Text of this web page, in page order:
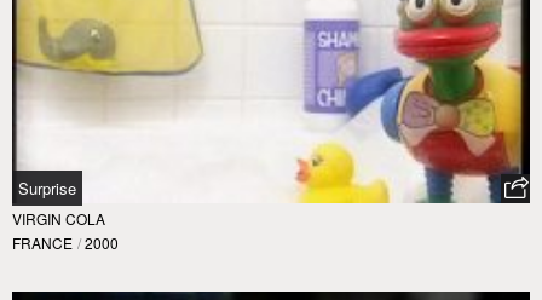
Surprise
VIRGIN COLA
FRANCE / 2000